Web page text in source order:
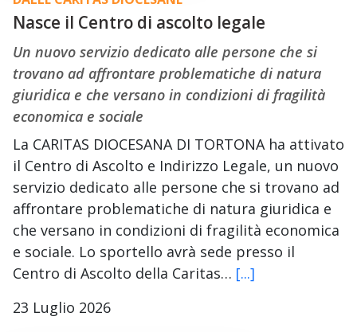
Nasce il Centro di ascolto legale
Un nuovo servizio dedicato alle persone che si
trovano ad affrontare problematiche di natura
giuridica e che versano in condizioni di fragilità
economica e sociale
La CARITAS DIOCESANA DI TORTONA ha attivato
il Centro di Ascolto e Indirizzo Legale, un nuovo
servizio dedicato alle persone che si trovano ad
affrontare problematiche di natura giuridica e
che versano in condizioni di fragilità economica
e sociale. Lo sportello avrà sede presso il
Centro di Ascolto della Caritas… [...]
23 Luglio 2026